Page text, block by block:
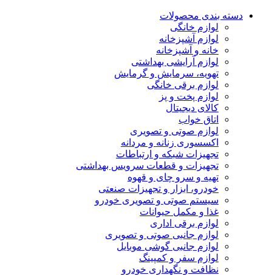
دسته بندی محصولات
لوازم خانگی
لوازم آشپزخانه
خانه و آشپزخانه
لوازم آرایشی بهداشتی
تهویه، سرمایش و گرمایش
لوازم برقی خانگی
لوازم پخت و پز
کالای دیجیتال
اتاق خواب
لوازم صوتی و تصویری
اکسسوری زنانه و مردانه
تجهیزات شبکه و ارتباطات
تجهیزات و قطعات سرویس بهداشتی
تهیه و سرو چای و قهوه
خودرو، ابزار و تجهیزات صنعتی
سیستم صوتی و تصویری خودرو
غذا و مکمل حیوانات
لوازم برقی اداری
لوازم جانبی صوتی و تصویری
لوازم جانبی گوشی موبایل
لوازم سفر و کمپینگ
نظافت و نگهداری خودرو